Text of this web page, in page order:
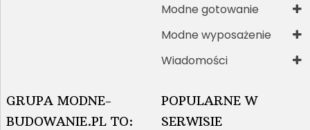
Modne gotowanie
Modne wyposażenie
Wiadomości
GRUPA MODNE-
BUDOWANIE.PL TO:
POPULARNE W
SERWISIE